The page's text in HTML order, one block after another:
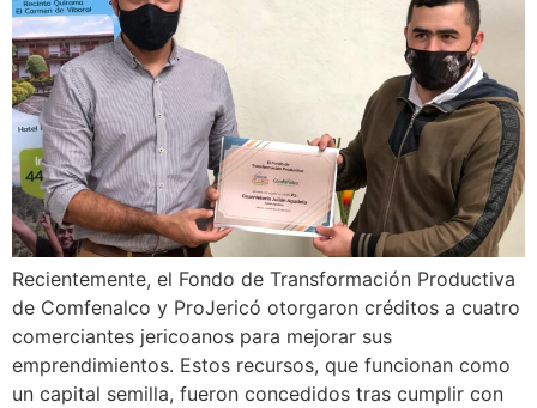
Recientemente, el Fondo de Transformación Productiva
de Comfenalco y ProJericó otorgaron créditos a cuatro
comerciantes jericoanos para mejorar sus
emprendimientos. Estos recursos, que funcionan como
un capital semilla, fueron concedidos tras cumplir con